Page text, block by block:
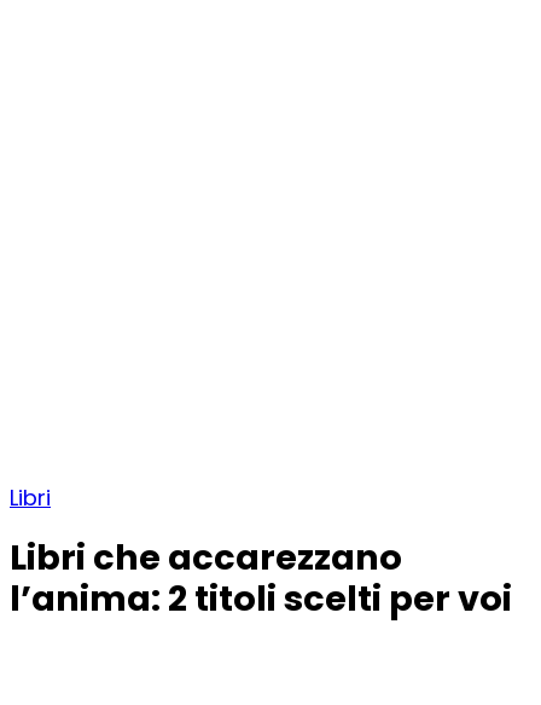
Libri
Libri che accarezzano
l’anima: 2 titoli scelti per voi